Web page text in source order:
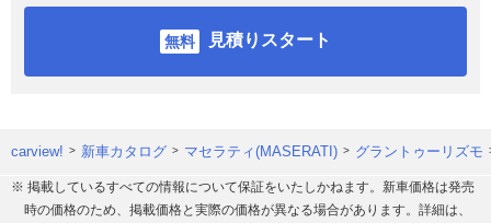
見積りスタート
carview! 新車カタログ マセラティ(MASERATI) グラントゥーリズモ
※ 掲載しているすべての情報について保証をいたしかねます。新車価格は発売
時の価格のため、掲載価格と実際の価格が異なる場合があります。詳細は、